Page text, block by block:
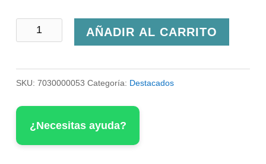
Sugo
All'amatriciana
Cucina
Antica
cantidad
AÑADIR AL CARRITO
SKU:7030000053 Categoría: Destacados
¿Necesitas ayuda?